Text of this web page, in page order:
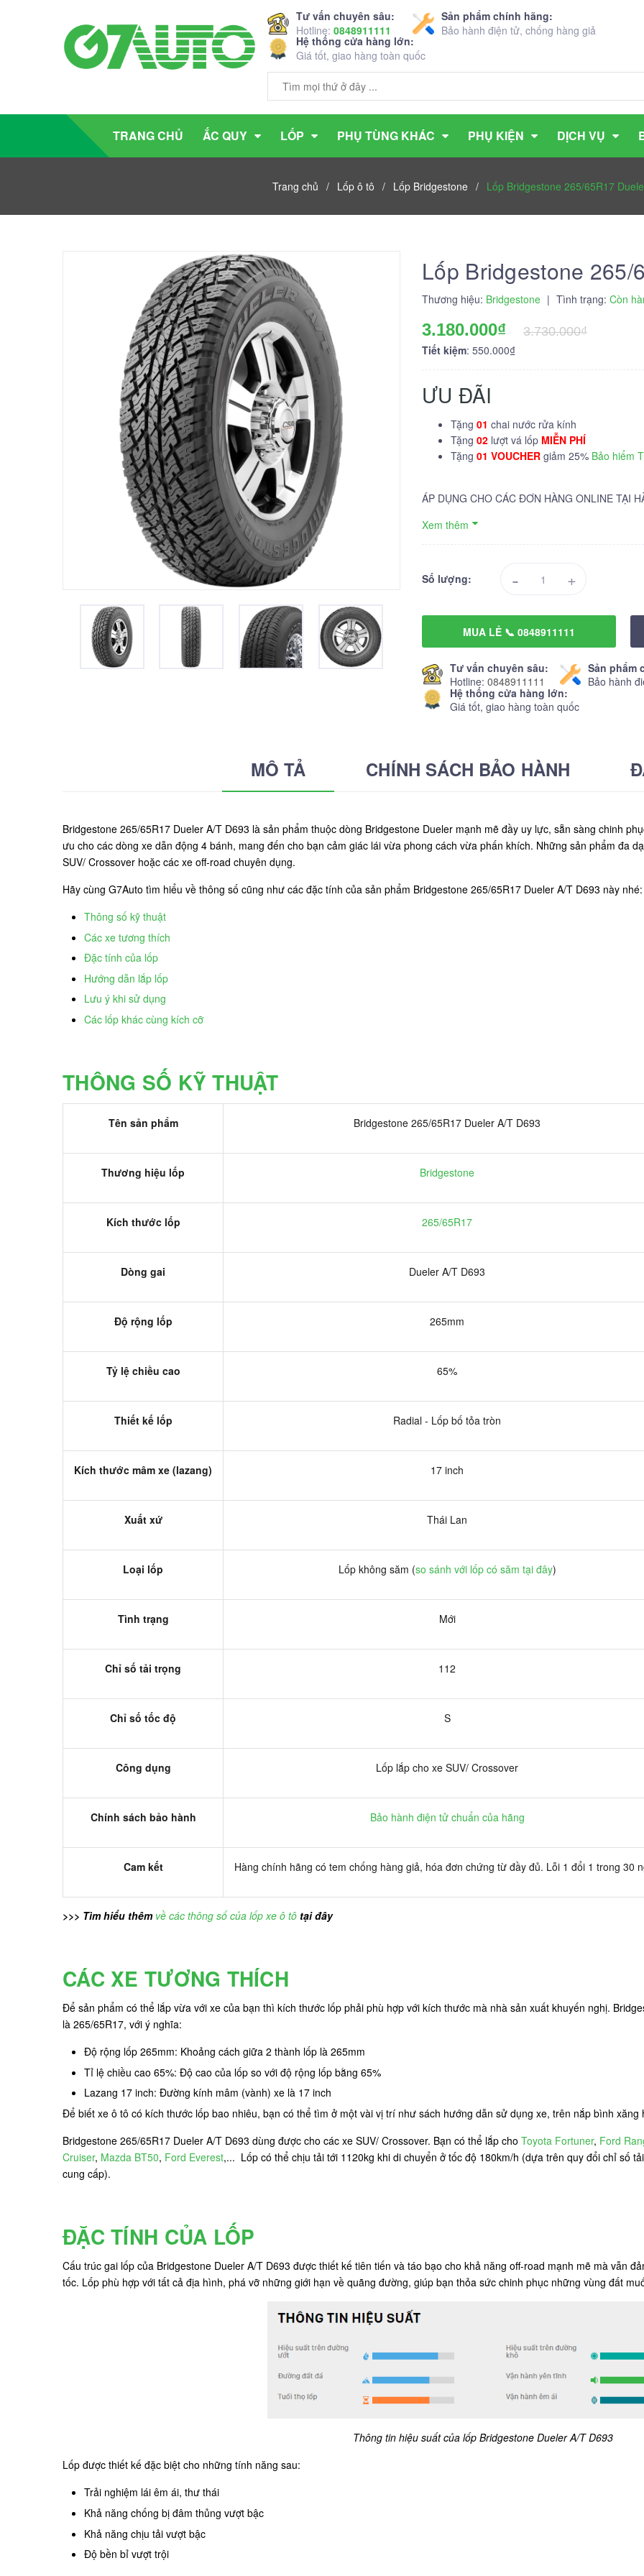
Tư vấn chuyên sâu:
Hotline: 0848911111
Sản phẩm chính hãng:
Bảo hành điện tử, chống hàng giả
Hệ thống cửa hàng lớn:
Giá tốt, giao hàng toàn quốc
TRANG CHỦ ẮC QUY LỐP PHỤ TÙNG KHÁC PHỤ KIỆN DỊCH VỤ
Trang chủ / Lốp ô tô / Lốp Bridgestone / Lốp Bridgestone 265/65R17
Lốp Bridgestone
Thương hiệu: Bridgestone | Tình trạng: Còn
3.180.000₫
3.730.000₫
Tiết kiệm: 550.000₫
ƯU ĐÃI
Tặng 01 chai nước rửa kính
Tặng 02 lượt vá lốp MIỄN PHÍ
Tặng 01 VOUCHER giảm 25% Bảo hiểm
ÁP DỤNG CHO CÁC ĐƠN HÀNG ONLINE TẠI
Xem thêm
Số lượng: - +
MUA LẺ 📞 0848911111
Tư vấn chuyên sâu:
Hotline: 0848911111
Sản phẩm
Bảo hành
Hệ thống cửa hàng lớn:
Giá tốt, giao hàng toàn quốc
MÔ TẢ CHÍNH SÁCH BẢO HÀNH
Bridgestone 265/65R17 Dueler A/T D693 là sản phẩm thuộc dòng Bridgestone Dueler mạnh mẽ đầy uy lực, sẵn sàng chinh
ưu cho các dòng xe dẫn động 4 bánh, mang đến cho bạn cảm giác lái vừa phong cách vừa phấn khích. Những sản phẩm đa
SUV/ Crossover hoặc các xe off-road chuyên dụng.
Hãy cùng G7Auto tìm hiểu về thông số cũng như các đặc tính của sản phẩm Bridgestone 265/65R17 Dueler A/T D693 này nhé:
Thông số kỹ thuật
Các xe tương thích
Đặc tính của lốp
Hướng dẫn lắp lốp
Lưu ý khi sử dụng
Các lốp khác cùng kích cỡ
THÔNG SỐ KỸ THUẬT
Tên sản phẩm Bridgestone 265/65R17 Dueler A/T D693
Thương hiệu lốp Bridgestone
Kích thước lốp 265/65R17
Dòng gai Dueler A/T D693
Độ rộng lốp 265mm
Tỷ lệ chiều cao 65%
Thiết kế lốp Radial - Lốp bố tỏa tròn
Kích thước mâm xe (lazang) 17 inch
Xuất xứ Thái Lan
Loại lốp Lốp không săm (so sánh với lốp có săm tại đây)
Tình trạng Mới
Chỉ số tải trọng 112
Chỉ số tốc độ S
Công dụng Lốp lắp cho xe SUV/ Crossover
Chính sách bảo hành Bảo hành điện tử chuẩn của hãng
Cam kết Hàng chính hãng có tem chống hàng giả, hóa đơn chứng từ đầy đủ. Lỗi 1 đổi 1 trong 30
>>> Tìm hiểu thêm về các thông số của lốp xe ô tô tại đây
CÁC XE TƯƠNG THÍCH
Để sản phẩm có thể lắp vừa với xe của bạn thì kích thước lốp phải phù hợp với kích thước mà nhà sản xuất khuyến nghị.
là 265/65R17, với ý nghĩa:
Độ rộng lốp 265mm: Khoảng cách giữa 2 thành lốp là 265mm
Tỉ lệ chiều cao 65%: Độ cao của lốp so với độ rộng lốp bằng 65%
Lazang 17 inch: Đường kính mâm (vành) xe là 17 inch
Để biết xe ô tô có kích thước lốp bao nhiêu, bạn có thể tìm ở một vài vị trí như sách hướng dẫn sử dụng xe, trên nắp bình xăng
Bridgestone 265/65R17 Dueler A/T D693 dùng được cho các xe SUV/ Crossover. Bạn có thể lắp cho Toyota Fortuner, Ford
Cruiser, Mazda BT50, Ford Everest,... Lốp có thể chịu tải tới 1120kg khi di chuyển ở tốc độ 180km/h (dựa trên quy đổi chỉ số
cung cấp).
ĐẶC TÍNH CỦA LỐP
Cấu trúc gai lốp của Bridgestone Dueler A/T D693 được thiết kế tiên tiến và táo bạo cho khả năng off-road mạnh mẽ mà vẫn
tốc. Lốp phù hợp với tất cả địa hình, phá vỡ những giới hạn về quãng đường, giúp bạn thỏa sức chinh phục những vùng đất
Thông tin hiệu suất của lốp Bridgestone Dueler A/T D693
Lốp được thiết kế đặc biệt cho những tính năng sau:
Trải nghiệm lái êm ái, thư thái
Khả năng chống bị đâm thủng vượt bậc
Khả năng chịu tải vượt bậc
Độ bền bỉ vượt trội